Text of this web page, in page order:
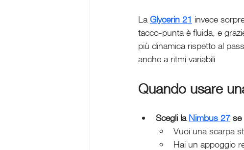
La Glycerin 21 invece
tacco-punta è fluida, e
più dinamica rispetto al
anche a ritmi variabili
Quando usare
Scegli la Nimbus 27 se
Vuoi una scarpa
Hai un appoggio